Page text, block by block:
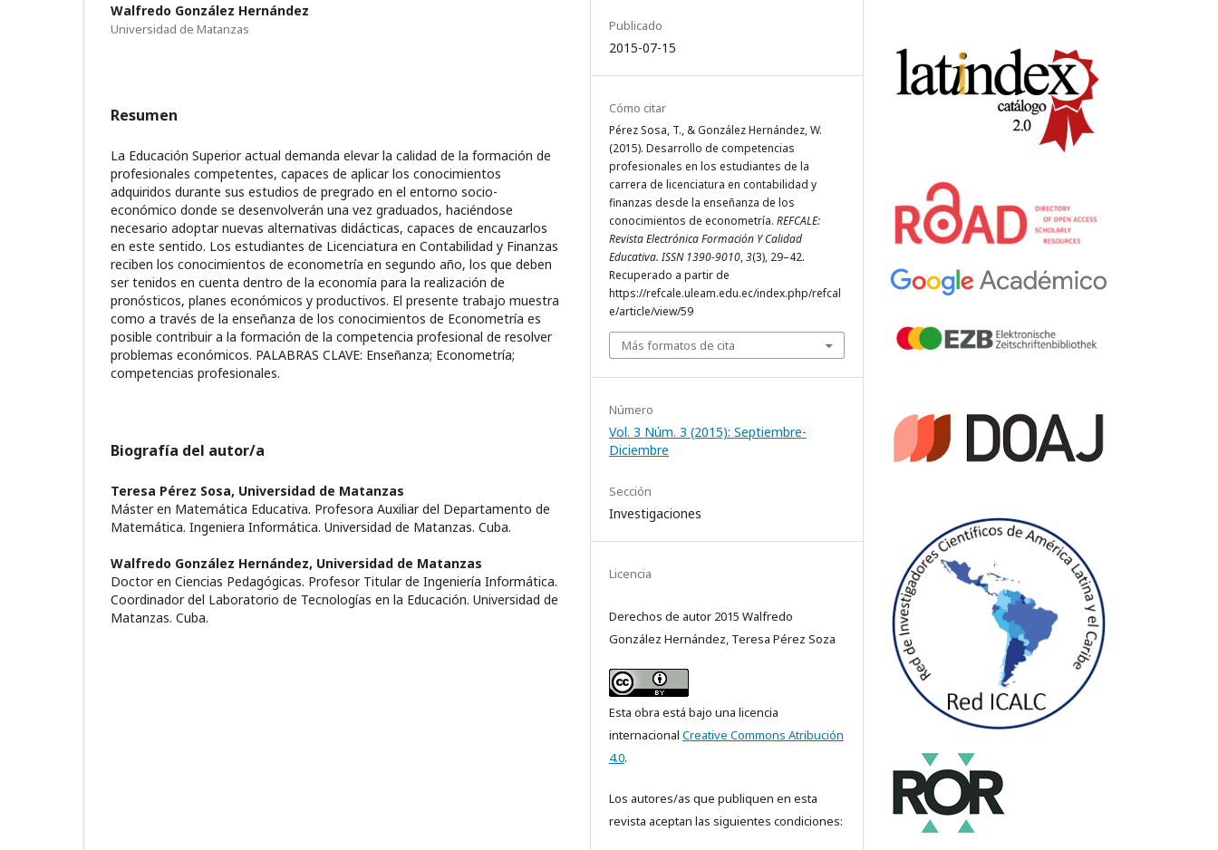
Walfredo González Hernández
Universidad de Matanzas
Resumen
La Educación Superior actual demanda elevar la calidad de la formación de
profesionales competentes, capaces de aplicar los conocimientos
adquiridos durante sus estudios de pregrado en el entorno socio-
económico donde se desenvolverán una vez graduados, haciéndose
necesario adoptar nuevas alternativas didácticas, capaces de encauzarlos
en este sentido. Los estudiantes de Licenciatura en Contabilidad y Finanzas
reciben los conocimientos de econometría en segundo año, los que deben
ser tenidos en cuenta dentro de la economía para la realización de
pronósticos, planes económicos y productivos. El presente trabajo muestra
como a través de la enseñanza de los conocimientos de Econometría es
posible contribuir a la formación de la competencia profesional de resolver
problemas económicos. PALABRAS CLAVE: Enseñanza; Econometría;
competencias profesionales.
Biografía del autor/a
Teresa Pérez Sosa, Universidad de Matanzas
Máster en Matemática Educativa. Profesora Auxiliar del Departamento de
Matemática. Ingeniera Informática. Universidad de Matanzas. Cuba.
Walfredo González Hernández, Universidad de Matanzas
Doctor en Ciencias Pedagógicas. Profesor Titular de Ingeniería Informática.
Coordinador del Laboratorio de Tecnologías en la Educación. Universidad de
Matanzas. Cuba.
Publicado
2015-07-15
Cómo citar
Pérez Sosa, T., & González Hernández, W.
(2015). Desarrollo de competencias
profesionales en los estudiantes de la
carrera de licenciatura en contabilidad y
finanzas desde la enseñanza de los
conocimientos de econometría. REFCALE:
Revista Electrónica Formación Y Calidad
Educativa. ISSN 1390-9010,3(3), 29–42.
Recuperado a partir de
https://refcale.uleam.edu.ec/index.php/refcal
e/article/view/59
Más formatos de cita
Número
Vol. 3 Núm. 3 (2015): Septiembre-
Diciembre
Sección
Investigaciones
Licencia
Derechos de autor 2015 Walfredo
González Hernández, Teresa Pérez Soza
Esta obra está bajo una licencia
internacional Creative Commons Atribución
4.0.
Los autores/as que publiquen en esta
revista aceptan las siguientes condiciones: